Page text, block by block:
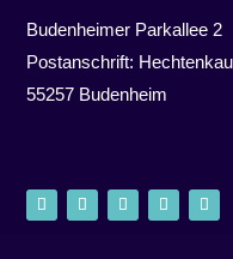
Budenheimer Parkallee 2
Postanschrift:
55257 Budenheim